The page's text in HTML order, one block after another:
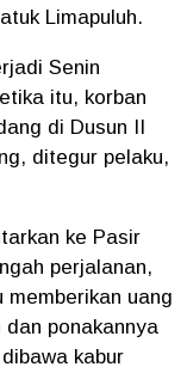
Limapuluh.
Senin
itu, korban
di Dusun II
ditegur pelaku,
ke Pasir
perjalanan,
memberikan uang
ponakannya
kabur